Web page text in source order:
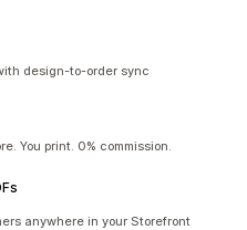
design-to-order sync
You print. 0% commission.
anywhere in your Storefront